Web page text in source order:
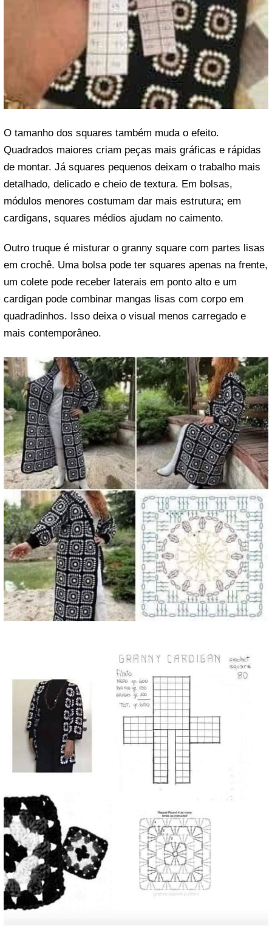
O tamanho dos squares também muda o efeito.
Quadrados maiores criam peças mais gráficas e rápidas
de montar. Já squares pequenos deixam o trabalho mais
detalhado, delicado e cheio de textura. Em bolsas,
módulos menores costumam dar mais estrutura; em
cardigans, squares médios ajudam no caimento.
Outro truque é misturar o granny square com partes lisas
em crochê. Uma bolsa pode ter squares apenas na frente,
um colete pode receber laterais em ponto alto e um
cardigan pode combinar mangas lisas com corpo em
quadradinhos. Isso deixa o visual menos carregado e
mais contemporâneo.